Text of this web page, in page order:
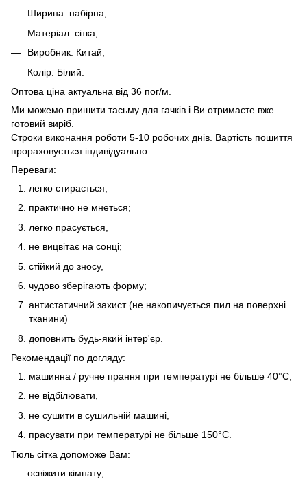
Ширина: набірна;
Матеріал: сітка;
Виробник: Китай;
Колір: Білий.
Оптова ціна актуальна від 36 пог/м.
Ми можемо пришити тасьму для гачків і Ви отримаєте вже
готовий виріб.
Строки виконання роботи 5-10 робочих днів. Вартість пошиття
прораховується індивідуально.
Переваги:
легко стирається,
практично не мнеться;
легко прасується,
не вицвітає на сонці;
стійкий до зносу,
чудово зберігають форму;
антистатичний захист (не накопичується пил на поверхні
тканини)
доповнить будь-який інтер'єр.
Рекомендації по догляду:
машинна / ручне прання при температурі не більше 40°C,
не відбілювати,
не сушити в сушильній машині,
прасувати при температурі не більше 150°C.
Тюль сітка допоможе Вам:
освіжити кімнату;